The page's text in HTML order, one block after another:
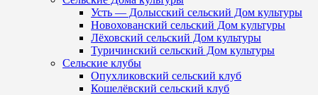
Усть — Долысский сельский Дом культуры
Новохованский сельский Дом культуры
Лёховский сельский Дом культуры
Туричинский сельский Дом культуры
Сельские клубы
Опухликовский сельский клуб
Кошелёвский сельский клуб